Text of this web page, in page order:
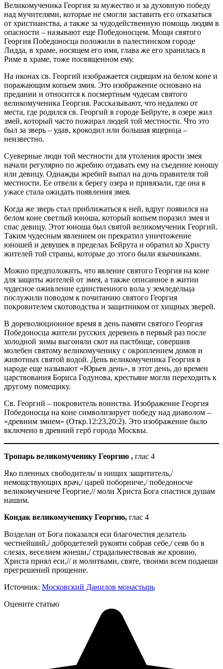
Великомученика Георгия за мужество и за духовную победу
над мучителями, которые не смогли заставить его отказаться
от христианства, а также за чудодейственную помощь людям в
опасности – называют еще Победоносцем. Мощи святого
Георгия Победоносца положили в палестинском городе
Лидда, в храме, носящем его имя, глава же его хранилась в
Риме в храме, тоже посвященном ему.
На иконах св. Георгий изображается сидящим на белом коне и
поражающим копьем змия. Это изображение основано на
предании и относится к посмертным чудесам святого
великомученика Георгия. Рассказывают, что недалеко от
места, где родился св. Георгий в городе Бейруте, в озере жил
змей, который часто пожирал людей той местности. Что это
был за зверь – удав, крокодил или большая ящерица –
неизвестно.
Суеверные люди той местности для утоления ярости змея
начали регулярно по жребию отдавать ему на съедение юношу
или девицу. Однажды жребий выпал на дочь правителя той
местности. Ее отвели к берегу озера и привязали, где она в
ужасе стала ожидать появления змея.
Когда же зверь стал приближаться к ней, вдруг появился на
белом коне светлый юноша, который копьем поразил змея и
спас девицу. Этот юноша был святой великомученик Георгий.
Таким чудесным явлением он прекратил уничтожение
юношей и девушек в пределах Бейрута и обратил ко Христу
жителей той страны, которые до этого были язычниками.
Можно предположить, что явление святого Георгия на коне
для защиты жителей от змея, а также описанное в житии
чудесное оживление единственного вола у земледельца
послужили поводом к почитанию святого Георгия
покровителем скотоводства и защитником от хищных зверей.
В дореволюционное время в день памяти святого Георгия
Победоносца жители русских деревень в первый раз после
холодной зимы выгоняли скот на пастбище, совершив
молебен святому великомученику с окроплением домов и
животных святой водой. День великомученика Георгия в
народе еще называют «Юрьев день», в этот день, до времен
царствования Бориса Годунова, крестьяне могли переходить к
другому помещику.
Св. Георгий – покровитель воинства. Изображение Георгия
Победоносца на коне символизирует победу над диаволом –
«древним змием» (Откр.12:23,20:2). Это изображение было
включено в древний герб города Москвы.
Тропарь великомученику Георгию , глас 4
Яко пленных свободитель/ и нищих защититель,/
немощствующих врач,/ царей поборниче,/ победоносче
великомучениче Георгие,// моли Христа Бога спастися душам
нашим.
Кондак великомученику Георгию, глас 4
Возделан от Бога показался еси благочестия делатель
честнейший,/ добродетелей рукояти собрав себе,/ сеяв бо в
слезах, веселием жнеши,/ страдальчествовав же кровию,
Христа приял еси,// и молитвами, святе, твоими всем подаеши
прегрешений прощение.
Источник: Московский Данилов монастырь
Оцените статью